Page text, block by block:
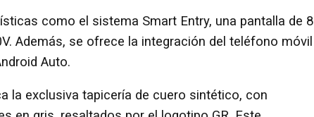
como el sistema Smart Entry, una pantalla de 8
Además, se ofrece la integración del teléfono móvil
Auto.
la exclusiva tapicería de cuero sintético, con